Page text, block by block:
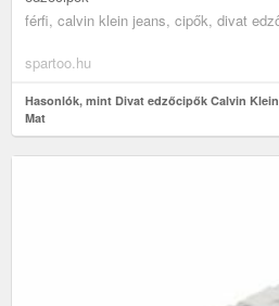
férfi, calvin klein jeans, cipők, divat
spartoo.hu
Hasonlók, mint Divat edzőcipők Calvin
Mat